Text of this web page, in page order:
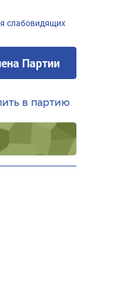
слабовидящих
Партии
в партию